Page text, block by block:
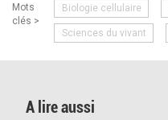
Mots
clés >
Biologie cellulaire
Sciences du vivant
A lire aussi